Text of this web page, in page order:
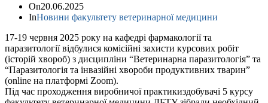
On20.06.2025
InНовини факультету ветеринарної медицини
17-19 червня 2025 року на кафедрі фармакології та
паразитології відбулися комісійні захисти курсових робіт
(історій хвороб) з дисципліни “Ветеринарна паразитологія” та
“Паразитологія та інвазійні хвороби продуктивних тварин”
(online на платформі Zoom).
Під час проходження виробничої практикиздобувачі 5 курсу